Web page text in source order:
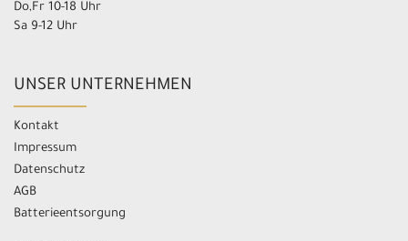
Do,Fr 10-18 Uhr
Sa 9-12 Uhr
UNSER UNTERNEHMEN
Kontakt
Impressum
Datenschutz
AGB
Batterieentsorgung